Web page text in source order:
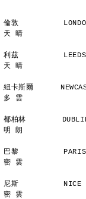
倫敦
天 晴
利茲
天 晴
紐卡斯爾
多 雲
都柏林
明 朗
巴黎
密 雲
尼斯
密 雲